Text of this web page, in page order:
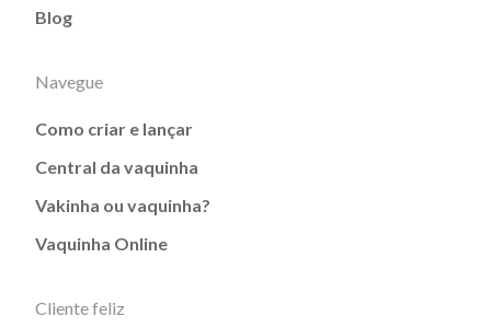
Blog
Navegue
Como criar e lançar
Central da vaquinha
Vakinha ou vaquinha?
Vaquinha Online
Cliente feliz